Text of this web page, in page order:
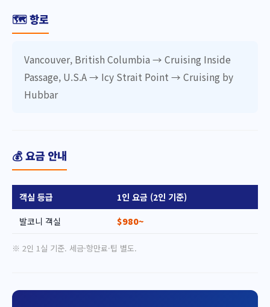
🗺️ 항로
Vancouver, British Columbia → Cruising Inside
Passage, U.S.A → Icy Strait Point → Cruising by
Hubbar
💰 요금 안내
객실 등급
1인 요금 (2인 기준)
발코니 객실
$980~
※ 2인 1실 기준. 세금·항만료·팁 별도.